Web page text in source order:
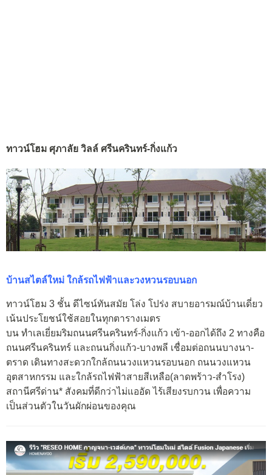
ทาวน์โฮม ศุภาลัย วิลล์ ศรีนครินทร์-กิ่งแก้ว
บ้านสไตล์ใหม่ ใกล้รถไฟฟ้าและวงหวนรอบนอก
ทาวน์โฮม 3 ชั้น ดีไซน์ทันสมัย โล่ง โปร่ง สบายอารมณ์บ้านเดี่ยว
เน้นประโยชน์ใช้สอยในทุกตารางเมตร
บน ทำเลเยี่ยมริมถนนศรีนครินทร์-กิ่งแก้ว เข้า-ออกได้ถึง 2 ทางคือ
ถนนศรีนครินทร์ และถนนกิ่งแก้ว-บางพลี เชื่อมต่อถนนบางนา-
ตราด เดินทางสะดวกใกล้ถนนวงแหวนรอบนอก ถนนวงแหวน
อุตสาหกรรม และใกล้รถไฟฟ้าสายสีเหลือ(ลาดพร้าว-สำโรง)
สถานีศรีด่าน* สังคมที่ดีกว่าไม่แออัด ไร้เสียงรบกวน เพื่อความ
เป็นส่วนตัวในวันผักผ่อนของคุณ